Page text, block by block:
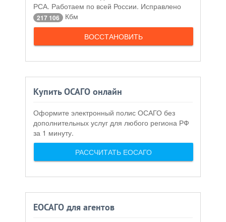
РСА. Работаем по всей России. Исправлено
217 106
Кбм
ВОССТАНОВИТЬ
Купить ОСАГО онлайн
Оформите электронный полис ОСАГО без
дополнительных услуг для любого региона РФ
за 1 минуту.
РАССЧИТАТЬ ЕОСАГО
ЕОСАГО для агентов